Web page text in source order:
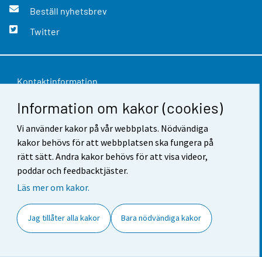
Information om kakor (cookies)
Vi använder kakor på vår webbplats. Nödvändiga
kakor behövs för att webbplatsen ska fungera på
rätt sätt. Andra kakor behövs för att visa videor,
poddar och feedbacktjäster.
Läs mer om kakor.
Jag tillåter alla kakor Bara nödvändiga kakor
Beställ nyhetsbrev
Twitter
Kontaktinformation
Respons
Användarvillkor
Dataskydd
Tillgänglighet
Cookie-inställningar